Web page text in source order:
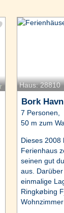
Haus: 28810
Bork Havn
7 Personen,
50 m zum
Dieses 2008
Ferienhaus
seinen gut
aus.
einmalige
Ringkøbing
Wohnzimmer